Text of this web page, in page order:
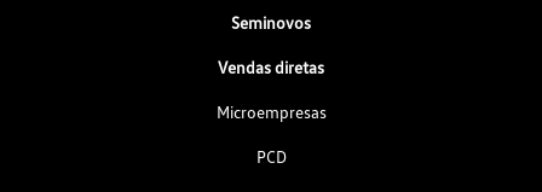
Seminovos
Vendas diretas
Microempresas
PCD